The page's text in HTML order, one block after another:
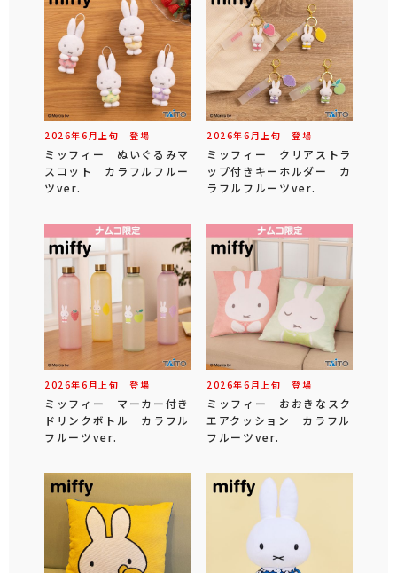
2026年6 月 上旬 登場
ミッフィー ぬいぐるみマ
スコット カラフルフルー
ツver.
2026年6 月 上旬 登場
ミッフィー クリアストラ
ップ付きキーホルダー カ
ラフルフルーツver.
2026年6 月 上旬 登場
ミッフィー マーカー付き
ドリンクボトル カラフル
フルーツver.
2026年6 月 上旬 登場
ミッフィー おおきなスク
エアクッション カラフル
フルーツver.